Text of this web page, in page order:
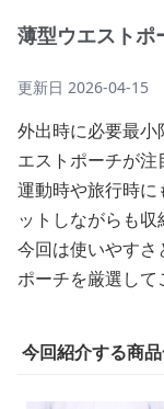
薄型ウエストポ
更新日 2026-04-15
外出時に必要最小
エストポーチが注
運動時や旅行時に
ットしながらも収
今回は使いやすさ
ポーチを厳選して
今回紹介する商